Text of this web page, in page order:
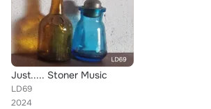
Just..... Stoner Music
LD69
2024